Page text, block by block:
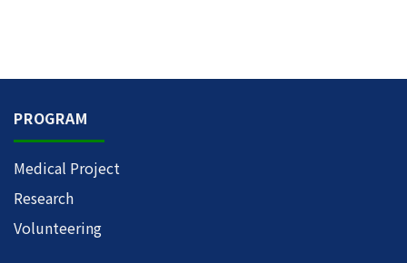
PROGRAM
Medical Project
Research
Volunteering